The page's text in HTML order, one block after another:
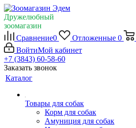
Дружелюбный
зоомагазин
Сравнение0 Отложенные 0
ВойтиМой кабинет
+7 (3843) 60-58-60
Заказать звонок
Каталог
Товары для собак
Корм для собак
Амуниция для собак